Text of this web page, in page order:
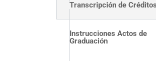
Transcripción de Créditos
Instrucciones Actos de
Graduación